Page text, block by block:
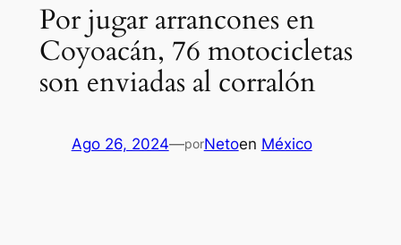
Por jugar arrancones en
Coyoacán, 76 motocicletas
son enviadas al corralón
Ago 26, 2024—porNetoen México